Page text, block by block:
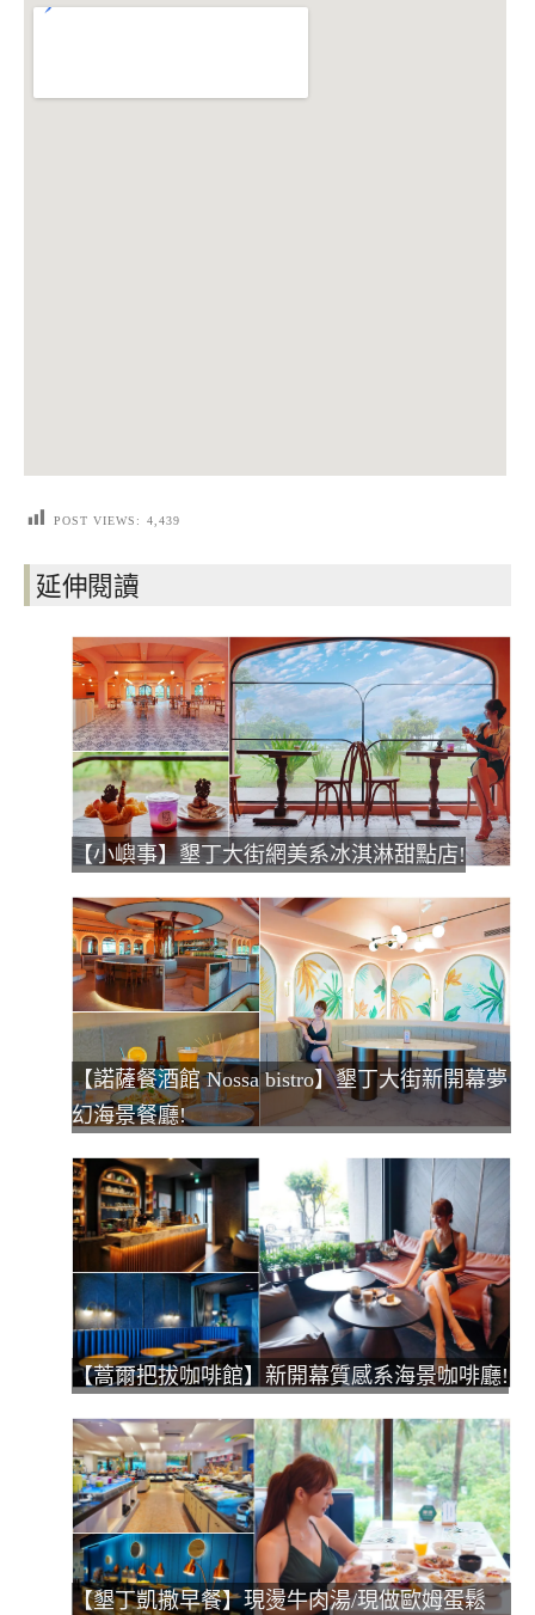
POST VIEWS: 4,439
延伸閱讀
【小嶼事】墾丁大街網美系冰淇淋甜點店!
【諾薩餐酒館 Nossa bistro】墾丁大街新開幕夢
幻海景餐廳!
【蒿爾把拔咖啡館】新開幕質感系海景咖啡廳!
【墾丁凱撒早餐】現燙牛肉湯/現做歐姆蛋鬆